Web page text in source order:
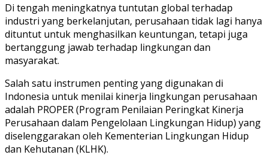
Di tengah meningkatnya tuntutan global terhadap
industri yang berkelanjutan, perusahaan tidak lagi hanya
dituntut untuk menghasilkan keuntungan, tetapi juga
bertanggung jawab terhadap lingkungan dan
masyarakat.
Salah satu instrumen penting yang digunakan di
Indonesia untuk menilai kinerja lingkungan perusahaan
adalah PROPER (Program Penilaian Peringkat Kinerja
Perusahaan dalam Pengelolaan Lingkungan Hidup) yang
diselenggarakan oleh Kementerian Lingkungan Hidup
dan Kehutanan (KLHK).